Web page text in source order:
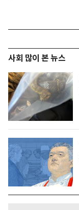
사회 많이 본 뉴스